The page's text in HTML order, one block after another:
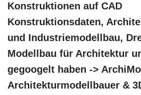
Konstruktionen auf CAD
Konstruktionsdaten,
und Industriemodellbau,
Modellbau für Architektur
gegoogelt haben ->
Architekturmodellbauer &